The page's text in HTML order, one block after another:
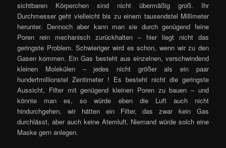
sichtbaren Körperchen sind nicht übermäßig groß. Ihr
Durchmesser geht vielleicht bis zu einem tausendstel Millimeter
herunter. Dennoch aber kann man sie durch genügend feine
Poren rein mechanisch zurückhalten – hier liegt nicht das
geringste Problem. Schwieriger wird es schon, wenn wir zu den
Gasen kommen. Ein Gas besteht aus einzelnen, verschwindend
kleinen Molekülen – jedes nicht größer als ein paar
hundertmillionstel Zentimeter ! Es besteht nicht die geringste
Aussicht, Filter mit genügend kleinen Poren zu bauen – und
könnte man es, so würde eben die Luft auch nicht
hindurchgehen, wir hätten ein Filter, das zwar kein Gas
durchlässt, aber auch keine Atemluft. Niemand würde solch eine
Maske gern anlegen.